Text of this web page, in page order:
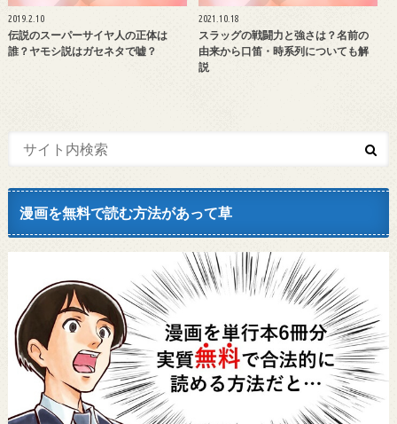
2019.2.10
伝説のスーパーサイヤ人の正体は
誰？ヤモシ説はガセネタで嘘？
2021.10.18
スラッグの戦闘力と強さは？名前の
由来から口笛・時系列についても解
説
漫画を無料で読む方法があって草